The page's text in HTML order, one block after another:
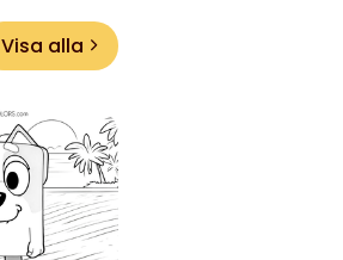
Visa alla